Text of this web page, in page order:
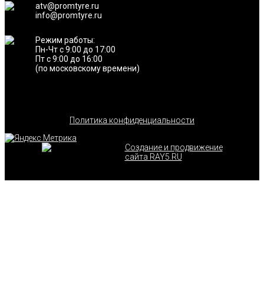
atv@promtyre.ru
info@promtyre.ru
Режим работы:
Пн-Чт с 9:00 до 17:00
Пт с 9:00 до 16:00
(по московскому времени)
Политика конфиденциальности
Создание и продвижение
сайта RAY5.RU